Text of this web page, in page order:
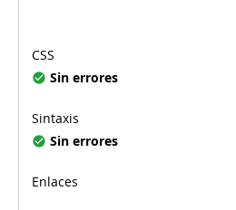
Sin errores
Sin errores